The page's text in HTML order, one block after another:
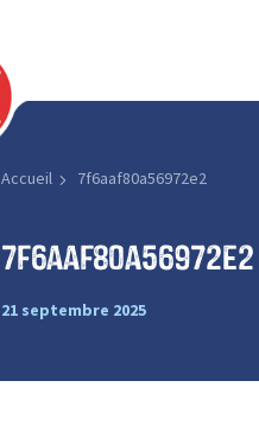
Accueil 7f6aaf80a56972e2
7f6aaf80a56972e2
21 septembre 2025